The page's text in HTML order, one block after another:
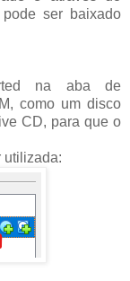
ser baixado
na aba de
como um disco
CD, para que o
utilizada: